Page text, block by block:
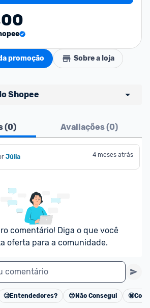
promoção Sobre a loja
Shopee
da comunidade, somente
de
, ou seja,
empresas validadas
verificadas normalmente e os
na média ou abaixo da média
assim como promoções de
(0) Avaliações (0)
Júlia 4 meses atrás
comentário! Diga o que você
oferta para a comunidade.
comentário
Cancelar
🧐Entendedores? 😢 Não Consegui 🤩